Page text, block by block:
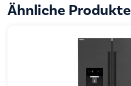
Ähnliche Produkte